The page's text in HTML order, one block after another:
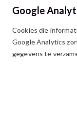
Google
Cookies die
Google Analytics
gegevens te